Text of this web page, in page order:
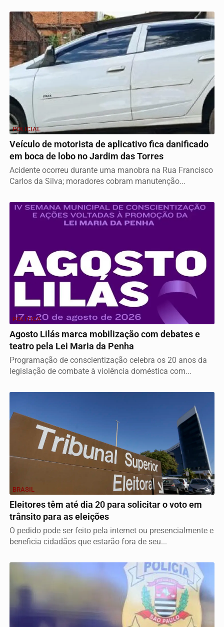
POLICIAL
Veículo de motorista de aplicativo fica danificado
em boca de lobo no Jardim das Torres
Acidente ocorreu durante uma manobra na Rua Francisco
Carlos da Silva; moradores cobram manutenção...
POLÍTICA
Agosto Lilás marca mobilização com debates e
teatro pela Lei Maria da Penha
Programação de conscientização celebra os 20 anos da
legislação de combate à violência doméstica com...
BRASIL
Eleitores têm até dia 20 para solicitar o voto em
trânsito para as eleições
O pedido pode ser feito pela internet ou presencialmente e
beneficia cidadãos que estarão fora de seu...